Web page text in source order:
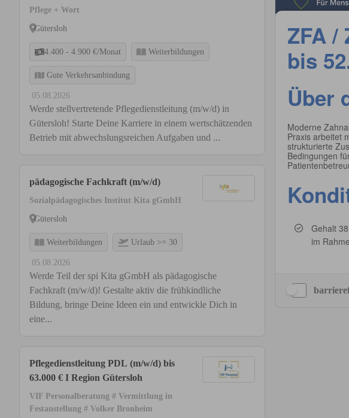
Karriere!
Pflege + Wort
Gütersloh
4.400 - 4.900 €/Monat Weiterbildungen
Gute Verkehrsanbindung
05.08.2026
Werde stellvertretende Pflegedienstleitung (m/w/d) in
Gütersloh! Starte Deine Karriere in einem wertschätzenden
Betrieb mit abwechslungsreichen Aufgaben und ...
pädagogische Fachkraft (m/w/d)
Sozialpädagogisches Institut Kita gGmbH
Gütersloh
Weiterbildungen Urlaub >= 30
05.08.2026
Werde Teil der spi Kita gGmbH als pädagogische
Fachkraft (m/w/d)! Gestalte aktiv die frühkindliche
Bildung, bringe Deine Ideen ein und entwickle Dich in
eine...
Pflegedienstleitung PDL (m/w/d) bis
63.000 € I Region Gütersloh
VIF Personalberatung # Vermittlung in
Festanstellung # Volker Bronheim